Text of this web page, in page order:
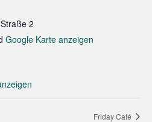
2
Google Karte anzeigen
Friday Café